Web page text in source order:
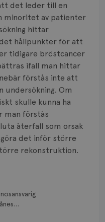
det leder till en
minoritet av patienter
hittar
hållpunkter för att
tidigare bröstcancer
ifall man hittar
förstås inte att
undersökning. Om
skulle kunna ha
man förstås
återfall som orsak
det inför större
rekonstruktion.